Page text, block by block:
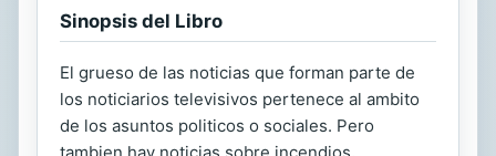
Sinopsis del Libro
El grueso de las noticias que forman parte de
los noticiarios televisivos pertenece al ambito
de los asuntos politicos o sociales. Pero